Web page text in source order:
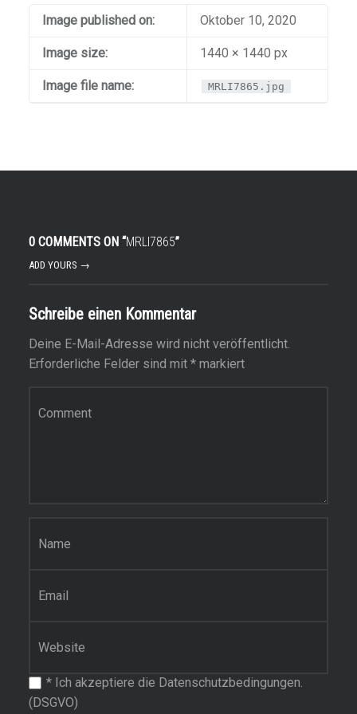
Image published on: Oktober 10, 2020
Image size: 1440 × 1440 px
Image file name: MRLI7865.jpg
0 COMMENTS ON “MRLI7865”
ADD YOURS →
Schreibe einen Kommentar
Deine E-Mail-Adresse wird nicht veröffentlicht.
Erforderliche Felder sind mit *markiert
*Ich akzeptiere die Datenschutzbedingungen.
(DSGVO)